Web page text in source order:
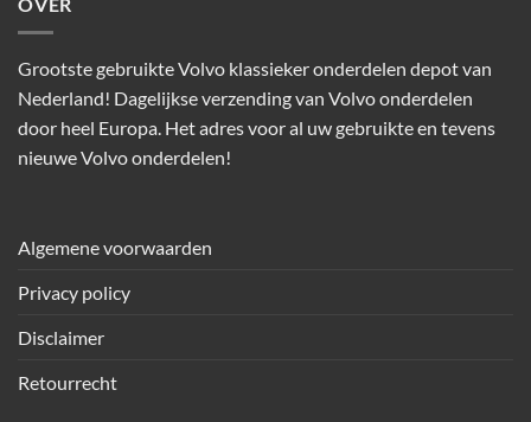
Grootste gebruikte Volvo klassieker onderdelen depot van
Nederland! Dagelijkse verzending van Volvo onderdelen
door heel Europa. Het adres voor al uw gebruikte en tevens
nieuwe Volvo onderdelen!
Algemene voorwaarden
Privacy policy
Disclaimer
Retourrecht